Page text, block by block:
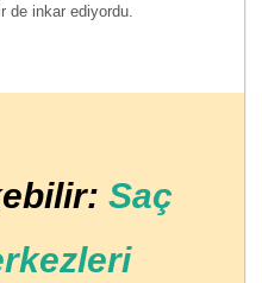
de inkar ediyordu.
Saç